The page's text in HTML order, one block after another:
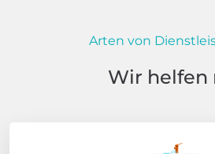
Arten von
Wir helfen